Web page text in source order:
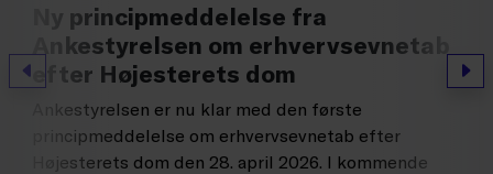
Forrige
Ny principmeddelelse fra
Ankestyrelsen om erhvervsevnetab
efter Højesterets dom
Ankestyrelsen er nu klar med den første
principmeddelelse om erhvervsevnetab efter
Højesterets dom den 28. april 2026. I kommende